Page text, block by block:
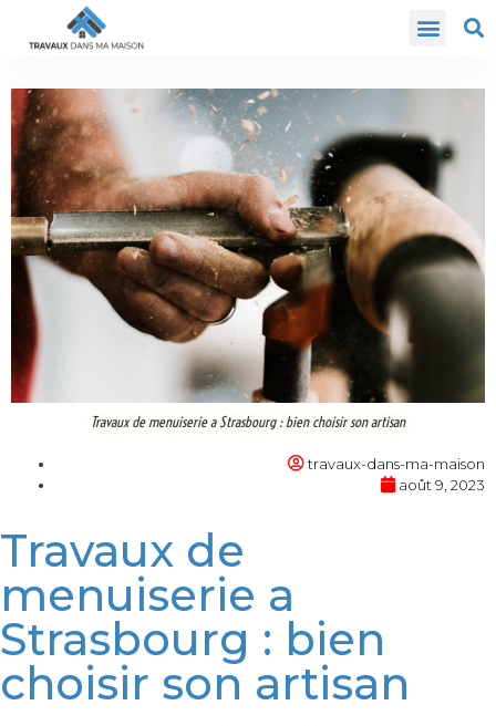
Travaux de menuiserie a Strasbourg : bien choisir son artisan
travaux-dans-ma-maison
août 9, 2023
Travaux de
menuiserie a
Strasbourg : bien
choisir son artisan